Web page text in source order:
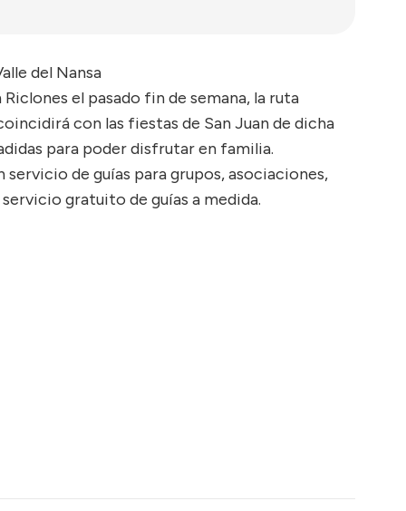
del Nansa
el pasado fin de semana, la ruta
con las fiestas de San Juan de dicha
para poder disfrutar en familia.
de guías para grupos, asociaciones,
gratuito de guías a medida.